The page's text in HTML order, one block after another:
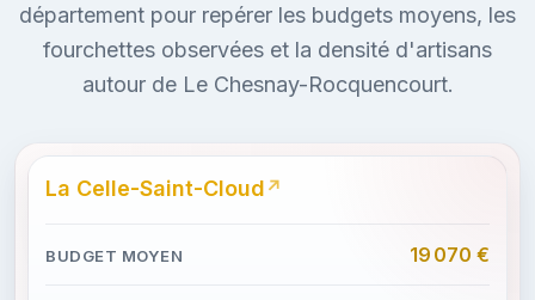
département pour repérer les budgets moyens, les
fourchettes observées et la densité d'artisans
autour de Le Chesnay-Rocquencourt.
La Celle-Saint-Cloud
19 070 €